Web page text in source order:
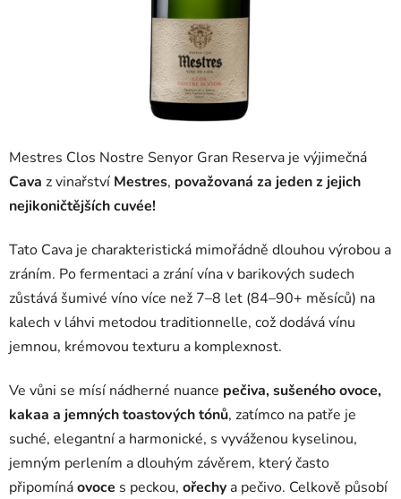
Mestres Clos Nostre Senyor Gran Reserva je výjimečná
Cava z vinařství Mestres, považovaná za jeden z jejich
nejikoničtějších cuvée!
Tato Cava je charakteristická mimořádně dlouhou výrobou a
zráním. Po fermentaci a zrání vína v barikových sudech
zůstává šumivé víno více než 7–8 let (84–90+ měsíců) na
kalech v láhvi metodou traditionnelle, což dodává vínu
jemnou, krémovou texturu a komplexnost.
Ve vůni se mísí nádherné nuance pečiva, sušeného ovoce,
kakaa a jemných toastových tónů, zatímco na patře je
suché, elegantní a harmonické, s vyváženou kyselinou,
jemným perlením a dlouhým závěrem, který často
připomínáovoce s peckou, ořechy a pečivo. Celkově působí